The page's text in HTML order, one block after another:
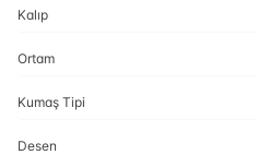
Kalıp
Ortam
Kumaş Tipi
Desen